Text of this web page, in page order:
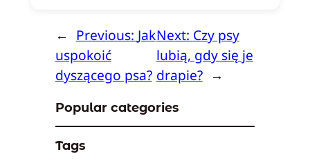
← Previous: Jak
uspokoić
dyszącego psa?
Next: Czy psy
lubią, gdy się je
drapie? →
Popular categories
Tags